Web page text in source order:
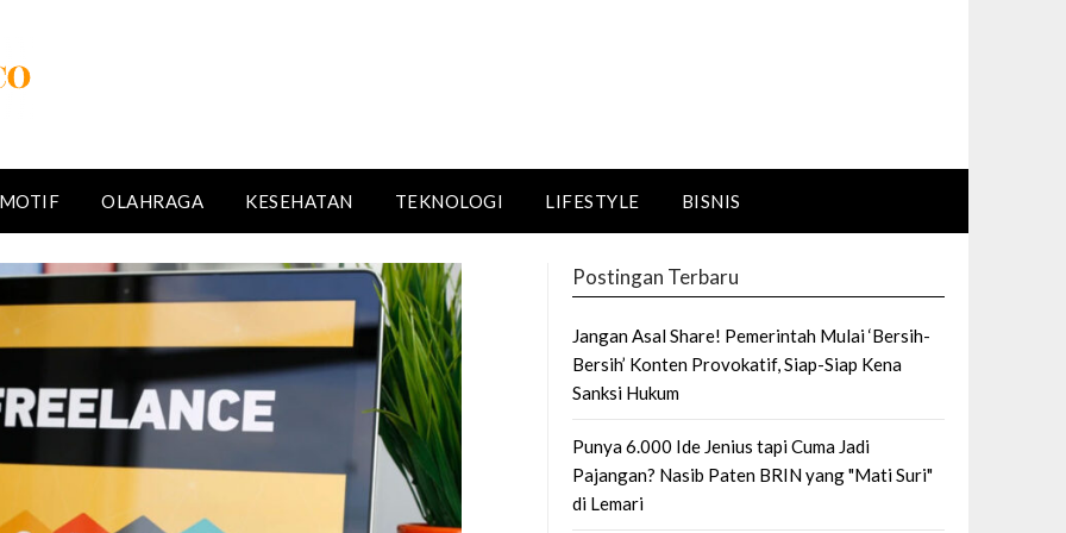
OLAHRAGA KESEHATAN TEKNOLOGI LIFESTYLE BISNIS
Postingan Terbaru
Jangan Asal Share! Pemerintah Mulai ‘Bersih-
Bersih’ Konten Provokatif, Siap-Siap Kena
Sanksi Hukum
Punya 6.000 Ide Jenius tapi Cuma Jadi
Pajangan? Nasib Paten BRIN yang "Mati Suri"
di Lemari